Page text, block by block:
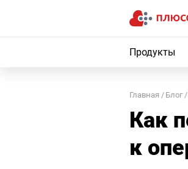
Продукты
Главная Блог
Как
к